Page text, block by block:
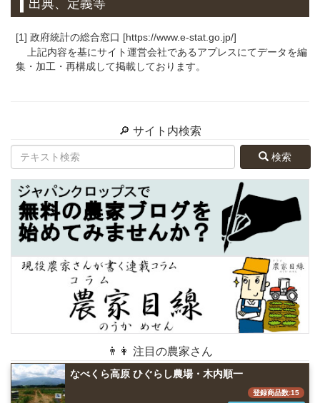
出典、定義等
[1] 政府統計の総合窓口 [https://www.e-stat.go.jp/]
上記内容を基にサイト運営会社であるアプレスにてデータを編
集・加工・再構成して掲載しております。
🔎 サイト内検索
検索
👨👩 注目の農家さん
なべくら高原 ひぐらし農場・木内順一
登録商品数:15